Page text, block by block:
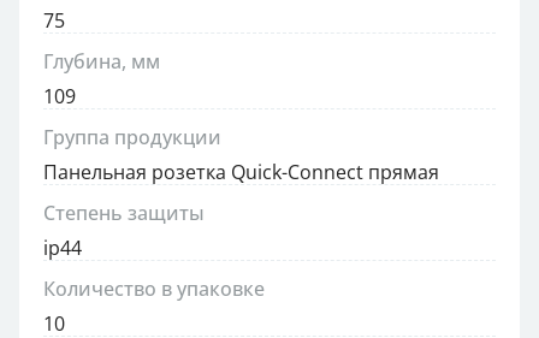
75
Глубина, мм
109
Группа продукции
Панельная розетка Quick-Connect прямая
Степень защиты
ip44
Количество в упаковке
10